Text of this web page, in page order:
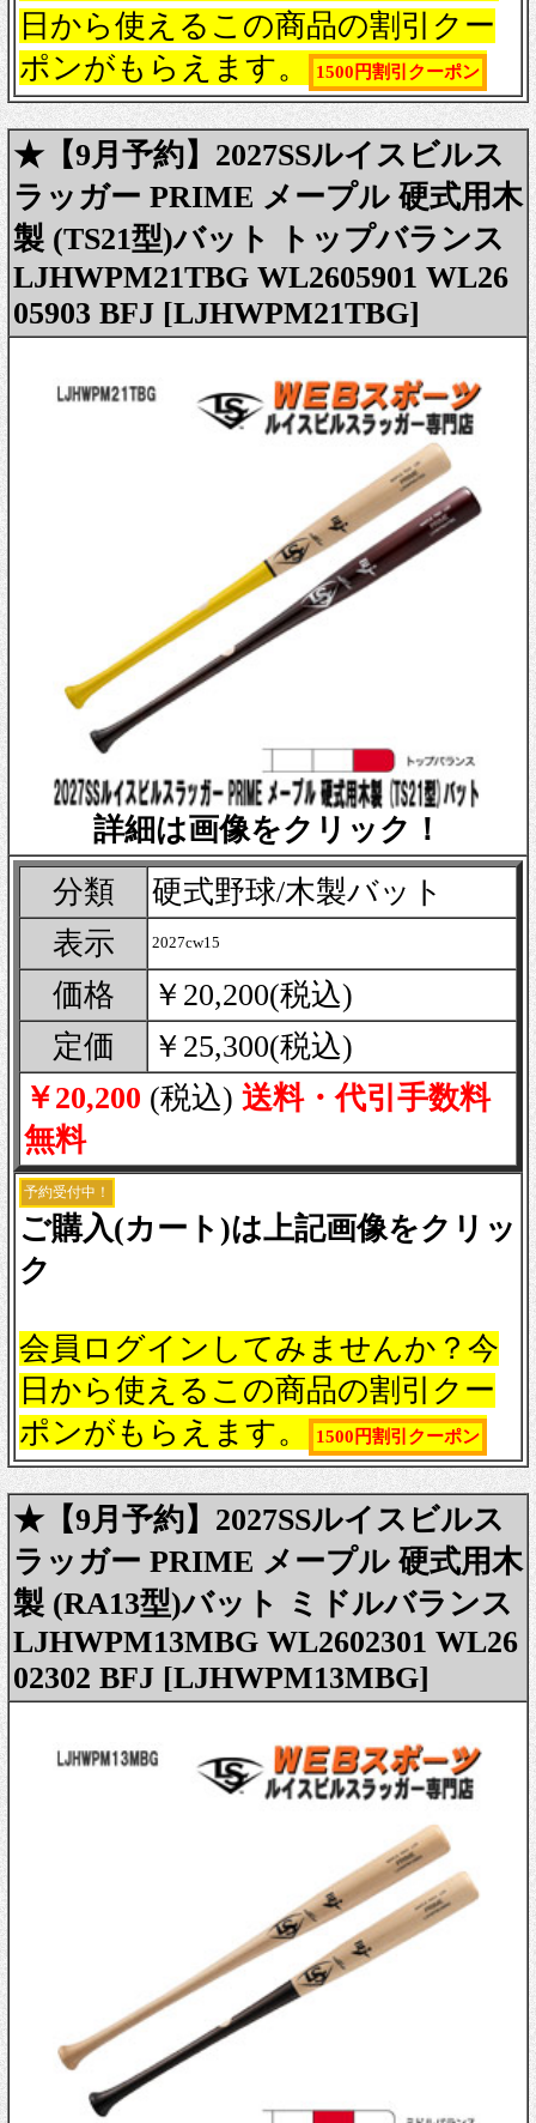
日から使えるこの商品の割引クー
ポンがもらえます。
1500円割引クーポン
★【9月予約】2027SSルイスビルス
ラッガー PRIME メープル 硬式用木
製 (TS21型)バット トップバランス
LJHWPM21TBG WL2605901 WL26
05903 BFJ [LJHWPM21TBG]
詳細は画像をクリック！
分類
硬式野球/木製バット
表示
2027cw15
価格
￥20,200(税込)
定価
￥25,300(税込)
￥20,200 (税込) 送料・代引手数料
無料
予約受付中！
ご購入(カート)は上記画像をクリッ
ク
会員ログインしてみませんか？今
日から使えるこの商品の割引クー
ポンがもらえます。
1500円割引クーポン
★【9月予約】2027SSルイスビルス
ラッガー PRIME メープル 硬式用木
製 (RA13型)バット ミドルバランス
LJHWPM13MBG WL2602301 WL26
02302 BFJ [LJHWPM13MBG]